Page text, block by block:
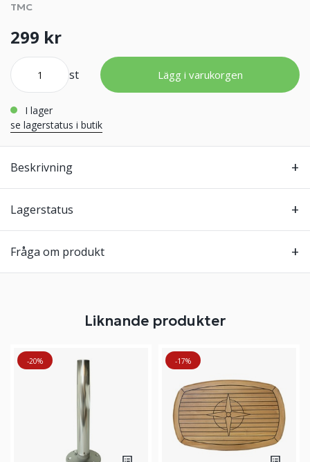
TMC
299 kr
st Lägg i varukorgen
i lager
se lagerstatus i butik
Beskrivning
Lagerstatus
Fråga om produkt
Liknande produkter
-20% -17%